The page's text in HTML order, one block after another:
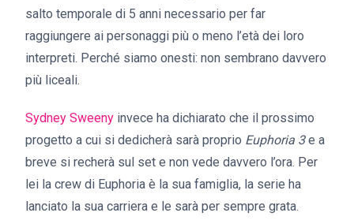
salto temporale di 5 anni necessario per far
raggiungere ai personaggi più o meno l’età dei loro
interpreti. Perché siamo onesti: non sembrano davvero
più liceali.
Sydney Sweeny invece ha dichiarato che il prossimo
progetto a cui si dedicherà sarà proprio Euphoria 3e a
breve si recherà sul set e non vede davvero l’ora. Per
lei la crew di Euphoria è la sua famiglia, la serie ha
lanciato la sua carriera e le sarà per sempre grata.